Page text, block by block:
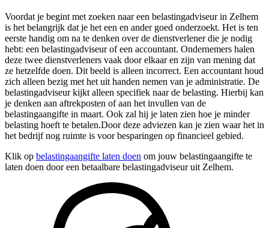
Voordat je begint met zoeken naar een belastingadviseur in Zelhem
is het belangrijk dat je het een en ander goed onderzoekt. Het is ten
eerste handig om na te denken over de dienstverlener die je nodig
hebt: een belastingadviseur of een accountant. Ondernemers halen
deze twee dienstverleners vaak door elkaar en zijn van mening dat
ze hetzelfde doen. Dit beeld is alleen incorrect. Een accountant houd
zich alleen bezig met het uit handen nemen van je administratie. De
belastingadviseur kijkt alleen specifiek naar de belasting. Hierbij kan
je denken aan aftrekposten of aan het invullen van de
belastingaangifte in maart. Ook zal hij je laten zien hoe je minder
belasting hoeft te betalen.Door deze adviezen kan je zien waar het in
het bedrijf nog ruimte is voor besparingen op financieel gebied.
Klik op belastingaangifte laten doen om jouw belastingaangifte te
laten doen door een betaalbare belastingadviseur uit Zelhem.